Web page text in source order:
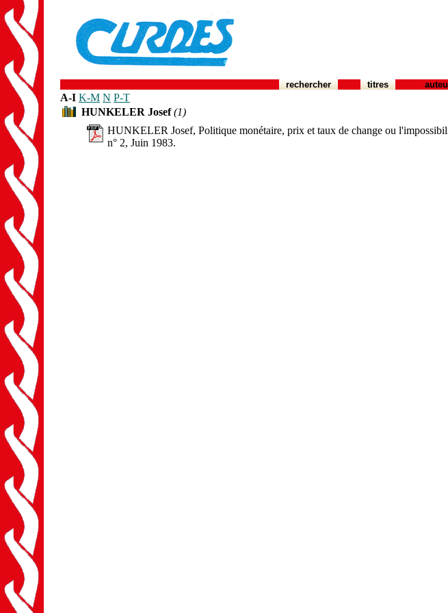
rechercher titres
A-I K-M N P-T
HUNKELER Josef(1)
HUNKELER Josef, Politique monétaire, prix et taux de change ou
n° 2, Juin 1983.